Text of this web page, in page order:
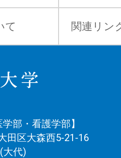
て 関連リン
部・看護学部】
田区大森西5-21-16
大代)